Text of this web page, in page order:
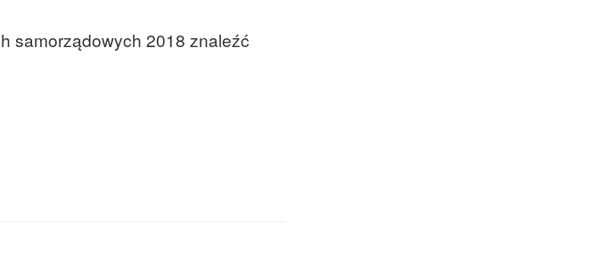
samorządowych 2018 znaleźć